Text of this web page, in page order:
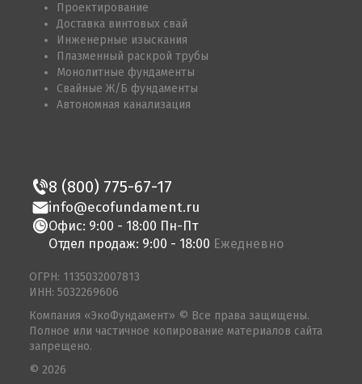
Проектирование
Доставка винтовых свай
Инженерные изыскания
Плазменный раскрой трубы
Монолитные фундаменты
Свайные Ж/Б фундаменты
Автономная канализация
8 (800) 775-67-17
info@ecofundament.ru
Офис: 9:00 - 18:00 Пн-Пт
Отдел продаж: 9:00 - 18:00 Ежедневно
ОГРН: 1135032007813
ИНН: 5032269606
Компания «ЭкоФундамент» © Все права защищены.
Полное или частичное копирование материалов сайта
запрещено.
© 2026